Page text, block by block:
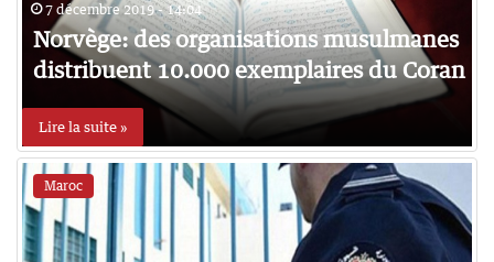
7 décembre 2019 - 14:04
Norvège: des organisations musulmanes
distribuent 10.000 exemplaires du Coran
Lire la suite »
Maroc